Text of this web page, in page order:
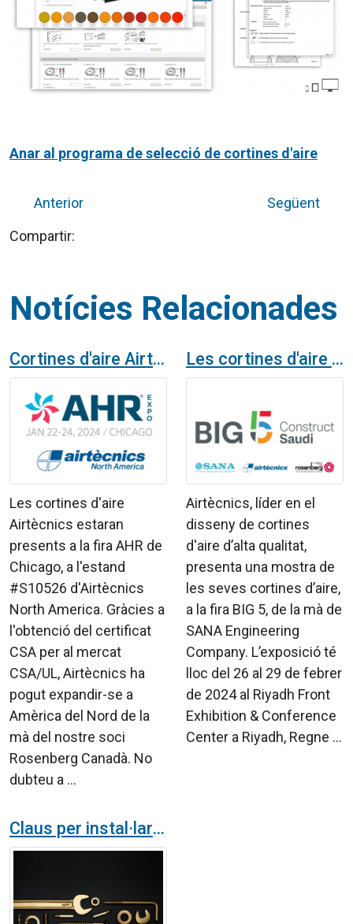
Anar al programa de selecció de cortines d'aire
Anterior
Següent
Compartir:
Notícies Relacionades
Cortines d'aire Airtècnics a la fira AHR Chicago 2024
Les cortines d'aire
Airtècnics estaran
presents a la fira AHR de
Chicago, a l'estand
#S10526 d'Airtècnics
North America. Gràcies a
l'obtenció del certificat
CSA per al mercat
CSA/UL, Airtècnics ha
pogut expandir-se a
Amèrica del Nord de la
mà del nostre soci
Rosenberg Canadà. No
dubteu a ...
Les cortines d'aire Airtècnics a la Fira BIG 5 d'Aràbia Saudita amb SANA Engineering Company
Airtècnics, líder en el
disseny de cortines
d'aire d’alta qualitat,
presenta una mostra de
les seves cortines d’aire,
a la fira BIG 5, de la mà de
SANA Engineering
Company. L’exposició té
lloc del 26 al 29 de febrer
de 2024 al Riyadh Front
Exhibition & Conference
Center a Riyadh, Regne ...
Claus per instal·lar correctament una cortina d'aire